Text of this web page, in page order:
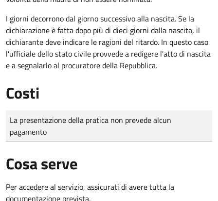
I giorni decorrono dal giorno successivo alla nascita. Se la
dichiarazione è fatta dopo più di dieci giorni dalla nascita, il
dichiarante deve indicare le ragioni del ritardo. In questo caso
l'ufficiale dello stato civile provvede a redigere l'atto di nascita
e a segnalarlo al procuratore della Repubblica.
Costi
Tipo di pagamento
Importo
La presentazione della pratica non prevede alcun
pagamento
Cosa serve
Per accedere al servizio, assicurati di avere tutta la
documentazione prevista.